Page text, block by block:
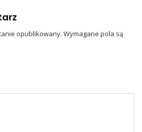
opublikowany. Wymagane pola są